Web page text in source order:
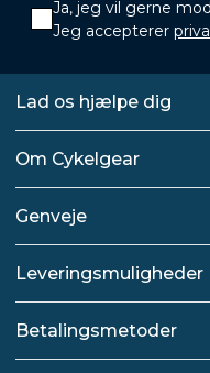
Ja, jeg vil gerne
Jeg accepterer
Lad os hjælpe dig
Om Cykelgear
Genveje
Leveringsmuligheder
Betalingsmetoder